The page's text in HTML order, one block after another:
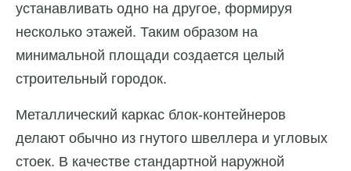
устанавливать одно на другое, формируя
несколько этажей. Таким образом на
минимальной площади создается целый
строительный городок.
Металлический каркас блок-контейнеров
делают обычно из гнутого швеллера и угловых
стоек. В качестве стандартной наружной